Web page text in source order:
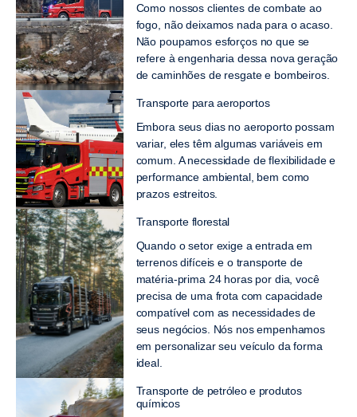
Como nossos clientes de combate ao
fogo, não deixamos nada para o acaso.
Não poupamos esforços no que se
refere à engenharia dessa nova geração
de caminhões de resgate e bombeiros.
Transporte para aeroportos
Embora seus dias no aeroporto possam
variar, eles têm algumas variáveis em
comum. A necessidade de flexibilidade e
performance ambiental, bem como
prazos estreitos.
Transporte florestal
Quando o setor exige a entrada em
terrenos difíceis e o transporte de
matéria-prima 24 horas por dia, você
precisa de uma frota com capacidade
compatível com as necessidades de
seus negócios. Nós nos empenhamos
em personalizar seu veículo da forma
ideal.
Transporte de petróleo e produtos
químicos